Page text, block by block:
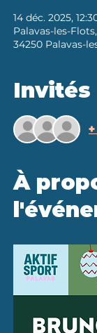
14 déc. 2025,
Palavas-les-
34250 Palavas-
Invités
À